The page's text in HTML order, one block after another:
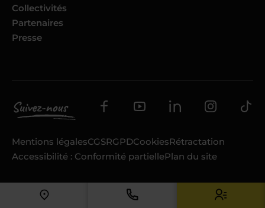
Collectivités
Partenaires
Presse
Mentions légalesCGSRGPDCookiesRétractation
Accessibilité : Conformité partiellePlan du site